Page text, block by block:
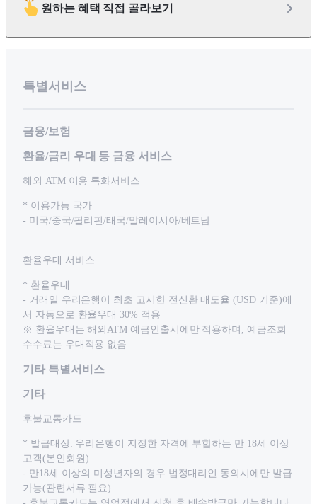
원하는 혜택 직접 골라보기
특별서비스
금융/보험
환율/금리 우대 등 금융 서비스
해외 ATM 이용 특화서비스
* 이용가능 국가
- 미국/중국/필리핀/태국/말레이시아/베트남
환율우대 서비스
* 환율우대
- 거래일 우리은행이 최초 고시한 전신환 매도율 (USD 기준)에
서 자동으로 환율우대 30% 적용
※ 환율우대는 해외ATM 예금인출시에만 적용하며, 예금조회
수수료는 우대적용 없음
기타 특별서비스
기타
후불교통카드
* 발급대상: 우리은행이 지정한 자격에 부합하는 만 18세 이상
고객(본인회원)
- 만18세 이상의 미성년자의 경우 법정대리인 동의시에만 발급
가능(관련서류 필요)